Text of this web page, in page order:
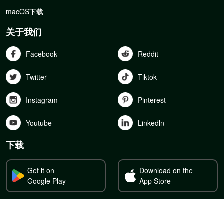
macOS下载
关于我们
Facebook Reddit
Twitter Tiktok
Instagram Pinterest
Youtube Linkedln
下载
Get it on
Google Play
Download on the
App Store